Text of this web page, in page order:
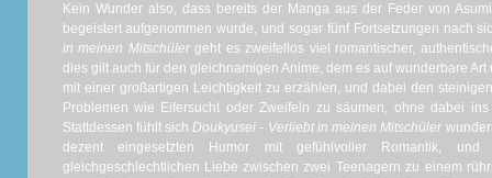
Kein Wunder also, dass bereits der Manga aus der Feder von
begeistert aufgenommen wurde, und sogar fünf Fortsetzungen nach
in meinen Mitschülergeht es zweifellos viel romantischer,
dies gilt auch für den gleichnamigen Anime, dem es auf wunderbare
mit einer großartigen Leichtigkeit zu erzählen, und dabei den
Problemen wie Eifersucht oder Zweifeln zu säumen, ohne dabei
Stattdessen fühlt sichDoukyusei - Verliebt in meinen Mitschüler
dezent eingesetzten Humor mit gefühlvoller Romantik,
gleichgeschlechtlichen Liebe zwischen zwei Teenagern zu einem